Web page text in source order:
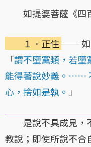
如提婆菩薩《四
１．正住── 如
「謂不墮黨類，若墮
能得著說妙義。……
心，捨如是執。 」
是說不具成見，
教說；即使所說不合